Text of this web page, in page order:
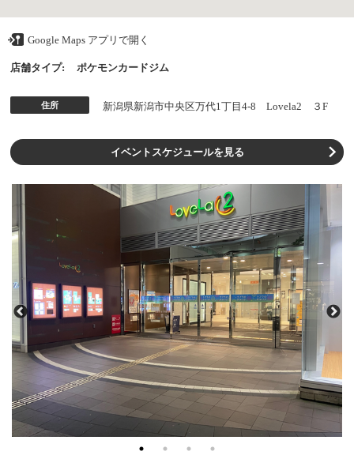
Google Maps アプリで開く
店舗タイプ: ポケモンカードジム
住所 新潟県新潟市中央区万代1丁目4-8 Lovela2 ３F
イベントスケジュールを見る